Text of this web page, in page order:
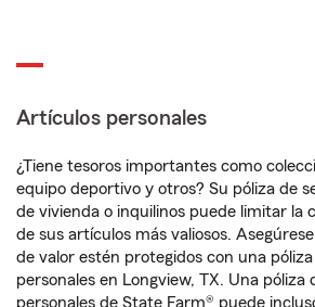
Artículos personales
¿Tiene tesoros importantes como
equipo deportivo y otros? Su póliza de
de vivienda o inquilinos puede limitar la
de sus artículos más valiosos.
de valor estén protegidos con una
personales en Longview, TX. Una póliza
personales de State Farm® puede